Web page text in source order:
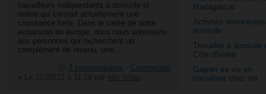
Madagascar
Activités
domicile
Travailler à domicile
Côte d'Ivoire
Gagner sa vie en
travaillant chez soi
travailleurs indépendants à domicile et
online qui connait actuellement une
croissance forte. Dans le cadre de notre
expansion en europe, nous nous adressons
aux personnes qui recherchent un
complément de revenu, une…
3 commentaires - Commenter
»